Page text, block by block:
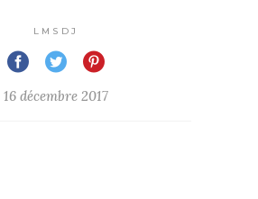
LMSDJ
16 décembre 2017